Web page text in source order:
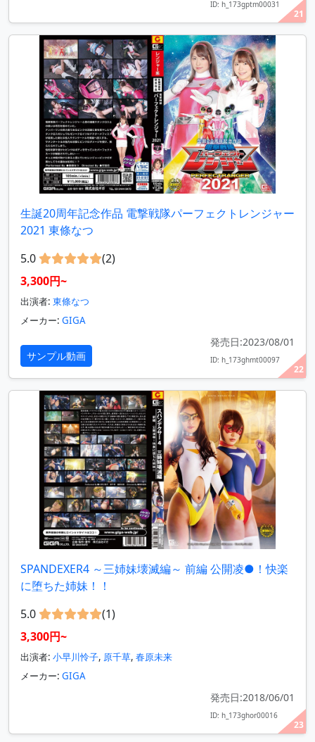
21
ID: h_173gptm00031
22
生誕20周年記念作品 電撃戦隊パーフェクトレンジャー
2021 東條なつ
5.0
(2)
3,300円~
出演者: 東條なつ
メーカー: GIGA
サンプル動画
発売日:2023/08/01
ID: h_173ghmt00097
23
SPANDEXER4 ～三姉妹壊滅編～ 前編 公開凌●！快楽
に堕ちた姉妹！！
5.0
(1)
3,300円~
出演者: 小早川怜子, 原千草, 春原未来
メーカー: GIGA
発売日:2018/06/01
ID: h_173ghor00016